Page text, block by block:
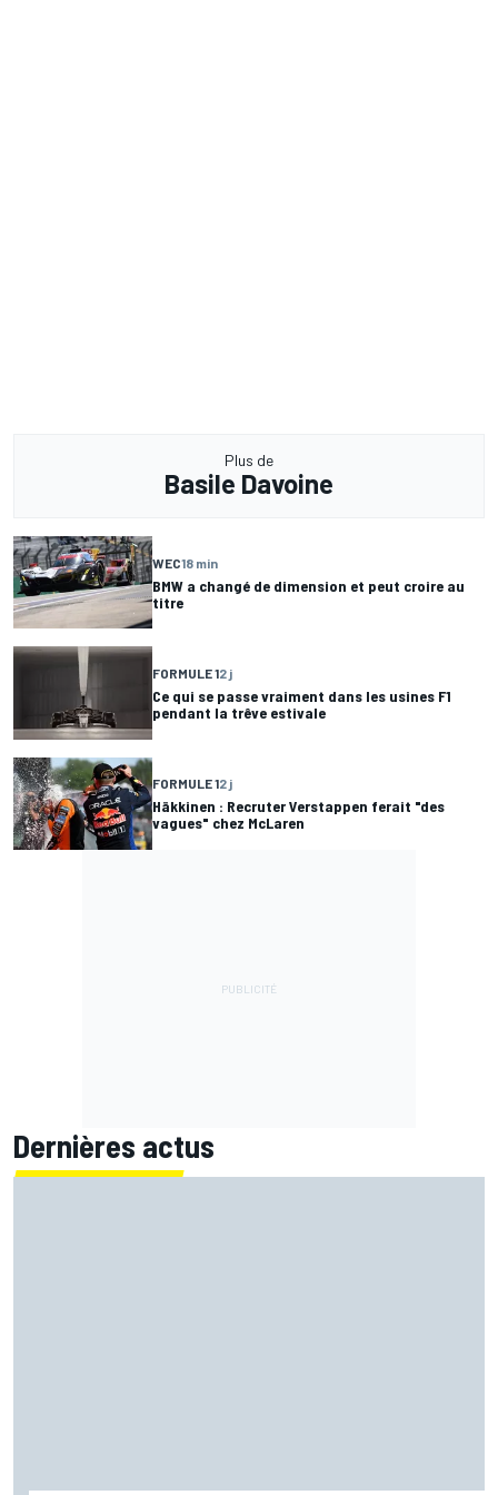
Plus de
Basile Davoine
WEC18 min
BMW a changé de dimension et peut croire au
titre
FORMULE 12 j
Ce qui se passe vraiment dans les usines F1
pendant la trêve estivale
FORMULE 12 j
Häkkinen : Recruter Verstappen ferait "des
vagues" chez McLaren
Dernières actus